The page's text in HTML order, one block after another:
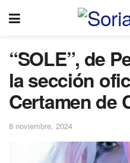
“SOLE”, de
la sección
Certamen de
8 noviembre, 2024